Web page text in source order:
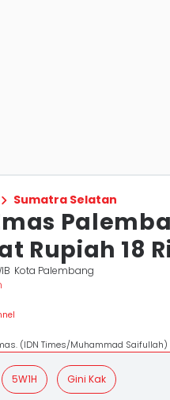
Sumatra Selatan
Rupiah 18
Kota Palembang
(IDN Times/Muhammad Saifullah)
5W1H Gini Kak